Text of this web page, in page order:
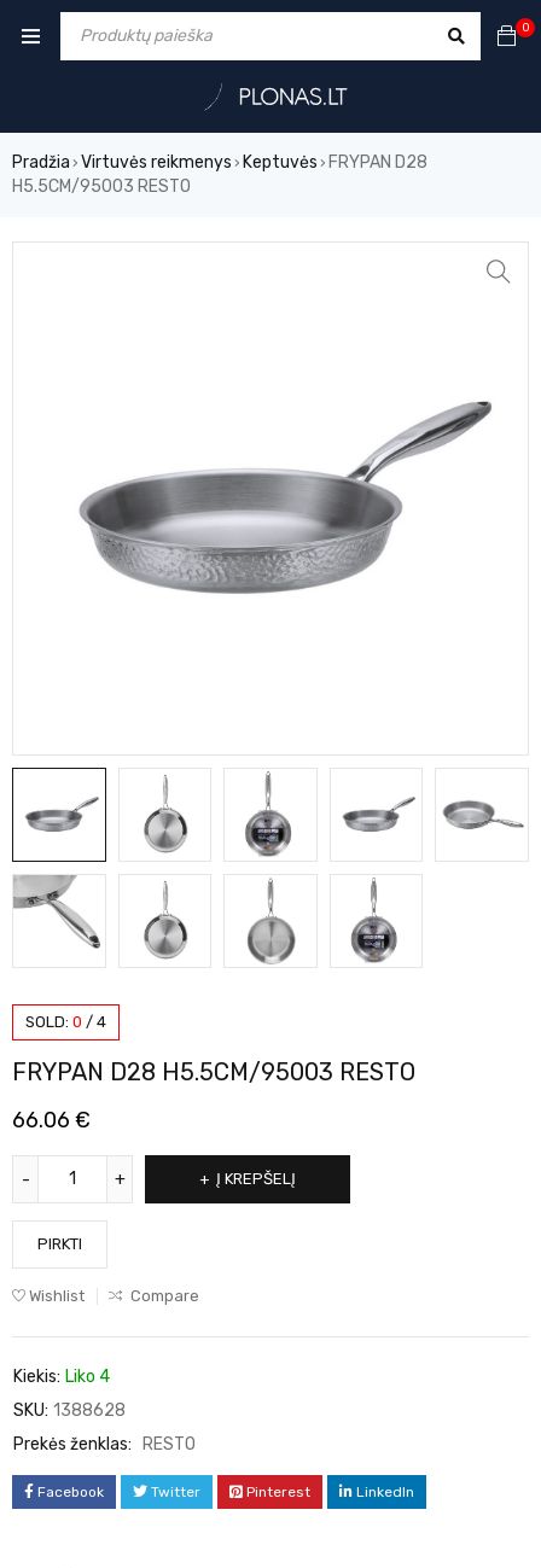
0
Pradžia › Virtuvės reikmenys › Keptuvės › FRYPAN D28
H5.5CM/95003 RESTO
SOLD: 0 / 4
FRYPAN D28 H5.5CM/95003 RESTO
66.06 €
Į KREPŠELĮ
PIRKTI
Wishlist Compare
Kiekis: Liko 4
SKU: 1388628
Prekės ženklas:
RESTO
Facebook Twitter Pinterest LinkedIn